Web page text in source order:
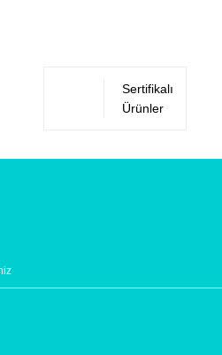
Sertifikalı
Ürünler